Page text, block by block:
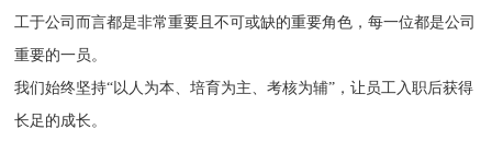
工于公司而言都是非常重要且不可或缺的重要角色，每一位都是公司
重要的一员。
我们始终坚持“以人为本、培育为主、考核为辅”，让员工入职后获得
长足的成长。